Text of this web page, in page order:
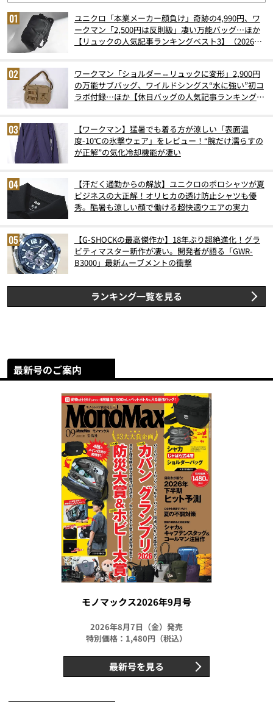
ユニクロ「本業メーカー顔負け」奇跡の4,990円、ワ
ークマン「2,500円は反則級」凄い万能バッグ…ほか
【リュックの人気記事ランキングベスト3】（2026年
ワークマン「ショルダー⇔リュックに変形」2,900円
の万能サブバッグ、ワイルドシングス“水に強い”初コ
ラボ付録…ほか【休日バッグの人気記事ランキングベ
【ワークマン】猛暑でも着る方が涼しい「表面温
度-10℃の氷撃ウェア」をレビュー！“腕だけ濡らすの
が正解”の気化冷却機能が凄い
【汗だく通勤からの解放】ユニクロのポロシャツが夏
ビジネスの大正解！オリヒカの透け防止シャツも優
秀。酷暑も涼しい顔で働ける超快適ウエアの実力
【G-SHOCKの最高傑作か】18年ぶり超絶進化！グラ
ビティマスター新作が凄い。開発者が語る「GWR-
B3000」最新ムーブメントの衝撃
ランキング一覧を見る
最新号のご案内
モノマックス2026年9月号
2026年8月7日（金）発売
特別価格：1,480円（税込）
最新号を見る